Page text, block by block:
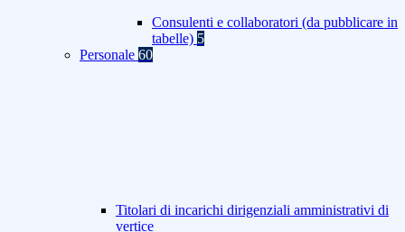
Consulenti e collaboratori (da pubblicare in
tabelle) 5
Personale 60
Titolari di incarichi dirigenziali amministrativi di
vertice